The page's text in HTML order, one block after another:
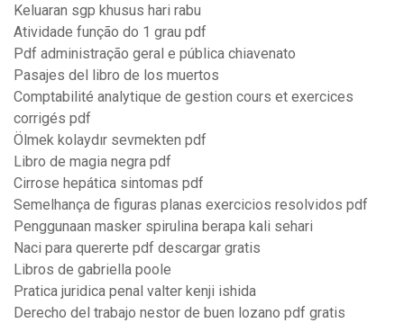
Keluaran sgp khusus hari rabu
Atividade função do 1 grau pdf
Pdf administração geral e pública chiavenato
Pasajes del libro de los muertos
Comptabilité analytique de gestion cours et exercices
corrigés pdf
Ölmek kolaydır sevmekten pdf
Libro de magia negra pdf
Cirrose hepática sintomas pdf
Semelhança de figuras planas exercicios resolvidos pdf
Penggunaan masker spirulina berapa kali sehari
Naci para quererte pdf descargar gratis
Libros de gabriella poole
Pratica juridica penal valter kenji ishida
Derecho del trabajo nestor de buen lozano pdf gratis